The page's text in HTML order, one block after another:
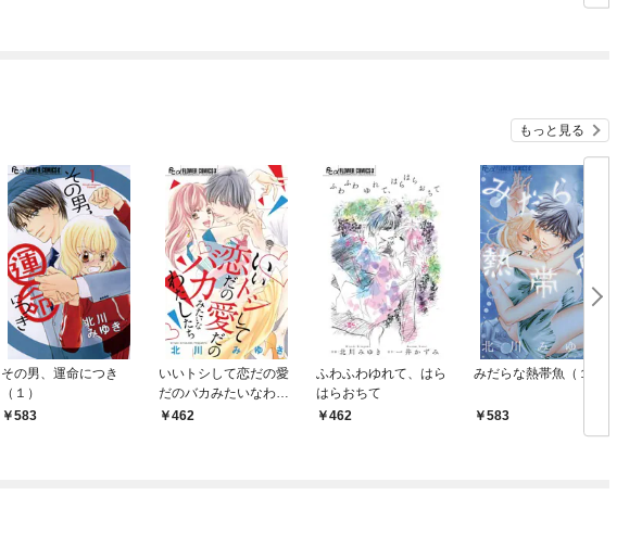
鼠とりかえ伝～ 連載
もっと見る
その男、運命につき
（１）
583
いいトシして恋だの愛
だのバカみたいなわた
したち
462
ふわふわゆれて、はら
はらおちて
462
みだらな熱帯魚（１）
583